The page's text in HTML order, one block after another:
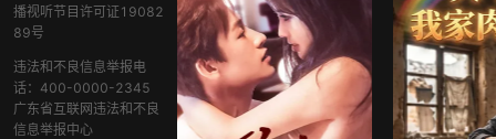
播视听节目许可证19082
89号
违法和不良信息举报电
话：400-0000-2345
广东省互联网违法和不良
信息举报中心